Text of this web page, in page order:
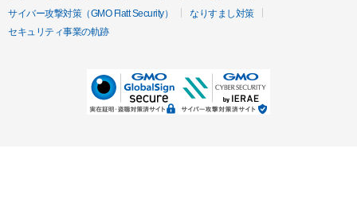
サイバー攻撃対策（GMO Flatt Security）
なりすまし対策
セキュリティ事業の軌跡